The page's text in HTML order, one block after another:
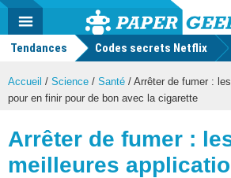
Actu
geek
MENU
Tendances Codes secrets Netflix
Accueil / Science / Santé / Arrêter de fumer :
pour en finir pour de bon avec la cigarette
Arrêter de fumer :
meilleures
Mode
FacebookTwitter